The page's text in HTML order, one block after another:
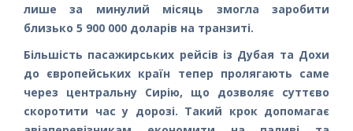
лише за минулий місяць змогла заробити
близько 5 900 000 доларів на транзиті.
Більшість пасажирських рейсів із Дубая та Дохи
до європейських країн тепер пролягають саме
через центральну Сирію, що дозволяє суттєво
скоротити час у дорозі. Такий крок допомагає